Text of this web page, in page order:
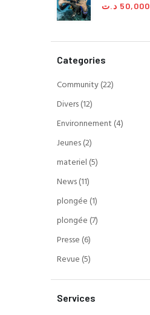
50,000 د.ت
Categories
Community(22)
Divers(12)
Environnement (4)
Jeunes(2)
materiel (5)
News(11)
plongée (1)
plongée (7)
Presse (6)
Revue (5)
Services